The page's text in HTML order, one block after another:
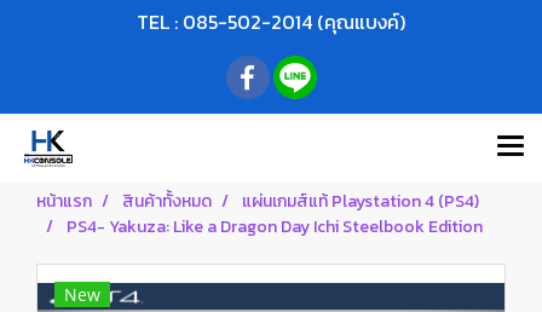
TEL : 085-502-2014 (คุณแบงค์)
หน้าแรก สินค้าทั้งหมด
แผ่นเกมส์แท้ Playstation 4 (PS4)
PS4- Yakuza: Like a Dragon Day Ichi Steelbook Edition
New